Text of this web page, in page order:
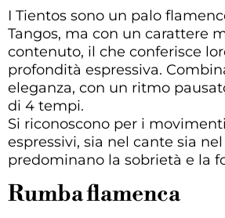
I Tientos sono un palo
Tangos, ma con un carattere
contenuto, il che conferisce
profondità espressiva.
eleganza, con un ritmo
di 4 tempi.
Si riconoscono per i
espressivi, sia nel cante sia
predominano la sobrietà e la
Rumba flamenca